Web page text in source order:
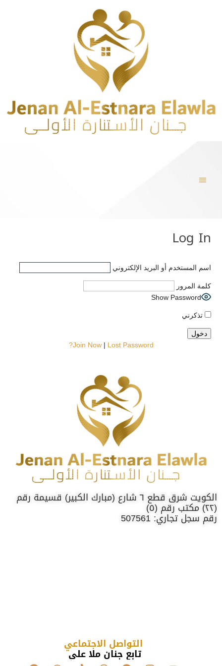
Log In
اسم المستخدم أو البريد الإلكتروني
كلمة المرور
Show Password
تذكرني
Join Now| Lost Password?
الكويت شرق قطع ٦ شارع (مبارك الكبير) قسيمة رقم
(٢٢) مكتب رقم (٥)
رقم سجل تجاري: 507561
التواصل الاجتماعي
تابع جنان ملا علي